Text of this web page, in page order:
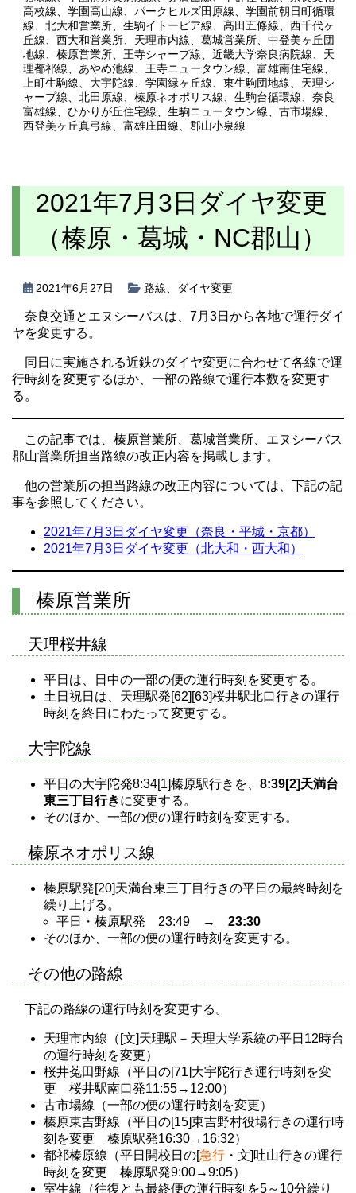
高校線
学園高山線 パークヒルズ田原線
学園前朝日町循環
線
北大和営業所 生駒イトーピア線 高田五條線
西千代ヶ
丘線
西大和営業所 天理市内線 葛城営業所
中登美ヶ丘団
地線
榛原営業所 王寺シャープ線 近畿大学奈良病院線
天
理都祁線
あやめ池線 王寺ニュータウン線 富雄南住宅線
上町生駒線
大宇陀線 学園緑ヶ丘線 東生駒団地線
天理シ
ャープ線
北田原線 榛原ネオポリス線 生駒台循環線
奈良
富雄線
ひかりが丘住宅線 生駒ニュータウン線 古市場線
西登美ヶ丘真弓線
富雄庄田線 郡山小泉線
2021年7月3日ダイヤ変更
（榛原・葛城・NC郡山）
2021年6月27日 路線 ダイヤ変更
奈良交通とエヌシーバスは、7月3日から各地で運行ダイ
ヤを変更する。
同日に実施される近鉄のダイヤ変更に合わせて各線で運
行時刻を変更するほか、一部の路線で運行本数を変更す
る。
この記事では、榛原営業所、葛城営業所、エヌシーバス
郡山営業所担当路線の改正内容を掲載します。
他の営業所の担当路線の改正内容については、下記の記
事を参照してください。
2021年7月3日ダイヤ変更（奈良・平城・京都）
2021年7月3日ダイヤ変更（北大和・西大和）
榛原営業所
天理桜井線
平日は、日中の一部の便の運行時刻を変更する。
土日祝日は、天理駅発[62][63]桜井駅北口行きの運行
時刻を終日にわたって変更する。
大宇陀線
平日の大宇陀発8:34[1]榛原駅行きを、 8:39[2]天満台
東三丁目行きに変更する。
そのほか、一部の便の運行時刻を変更する。
榛原ネオポリス線
榛原駅発[20]天満台東三丁目行きの平日の最終時刻を
繰り上げる。
平日・榛原駅発 23:49 → 23:30
そのほか、一部の便の運行時刻を変更する。
その他の路線
下記の路線の運行時刻を変更する。
天理市内線（[文]天理駅－天理大学系統の平日12時台
の運行時刻を変更）
桜井菟田野線（平日の[71]大宇陀行き運行時刻を変
更 桜井駅南口発11:55→12:00）
古市場線（一部の便の運行時刻を変更）
榛原東吉野線（平日の[15]東吉野村役場行きの運行時
刻を変更 榛原駅発16:30→16:32）
都祁榛原線（平日開校日の[急行 ・文]吐山行きの運行
時刻を変更 榛原駅発9:00→9:05）
室生線（往復とも最終便の運行時刻を5～10分繰り